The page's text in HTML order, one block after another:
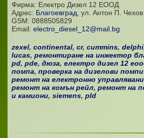
Фирма: Електро Дизел 12 ЕООД
Адрес: Благоевград ул. Антон П. Чехов
GSM: 0888505829
Email: electro_diesel_12@mail.bg
zexel, continental, cr, cummins, delphi
lucas, ремонтиране на инжектор
pd, pde, дюза, електро дизел 12
помпа, проверка на дизелови
ремонт на електронно
ремонт на комън рейл, ремонт на
и камиони, siemens, pld